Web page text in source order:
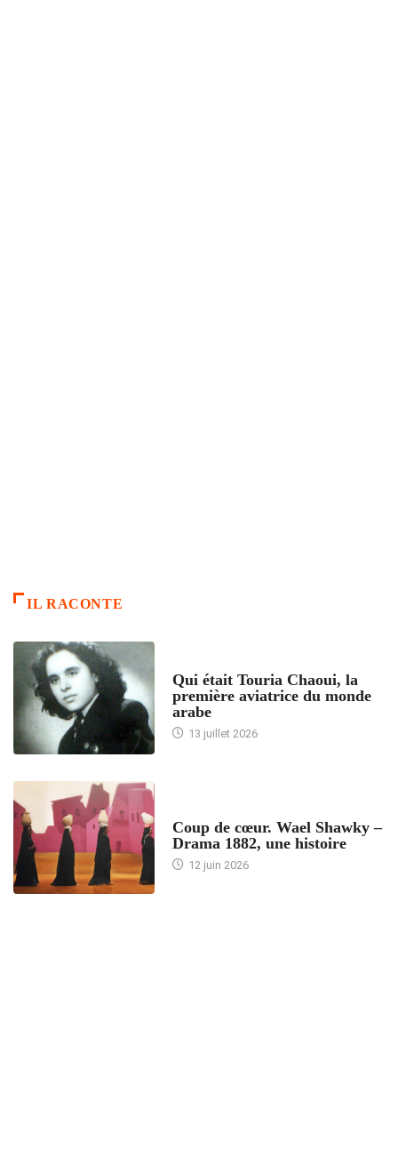
IL RACONTE
Qui était Touria Chaoui, la
première aviatrice du monde
arabe
13 juillet 2026
Coup de cœur. Wael Shawky –
Drama 1882, une histoire
12 juin 2026